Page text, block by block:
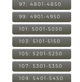
97: 4801-4850
99: 4901-4950
101: 5001-5050
103: 5101-5150
105: 5201-5250
107: 5301-5350
109: 5401-5450